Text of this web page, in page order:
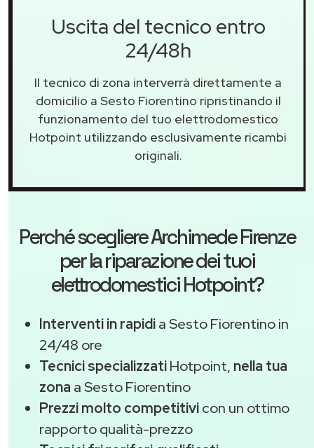
Uscita del tecnico entro
24/48h
Il tecnico di zona interverrà direttamente a
domicilio a Sesto Fiorentino ripristinando il
funzionamento del tuo elettrodomestico
Hotpoint utilizzando esclusivamente ricambi
originali.
Perché scegliereArchimede Firenze
per la riparazione dei tuoi
elettrodomestici Hotpoint?
Interventi in rapidia Sesto Fiorentino in
24/48 ore
Tecnici specializzatiHotpoint, nella tua
zona a Sesto Fiorentino
Prezzi molto competitivicon un ottimo
rapporto qualità-prezzo